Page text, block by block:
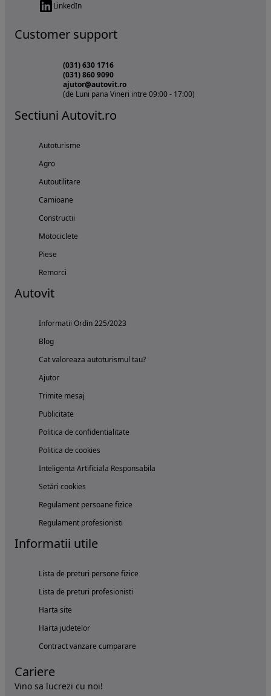
LinkedIn
Customer support
(031) 630 1716
(031) 860 9090
ajutor@autovit.ro
(de Luni pana Vineri intre 09:00 - 17:00)
Sectiuni Autovit.ro
Autoturisme
Agro
Autoutilitare
Camioane
Constructii
Motociclete
Piese
Remorci
Autovit
Informatii Ordin 225/2023
Blog
Cat valoreaza autoturismul tau?
Ajutor
Trimite mesaj
Publicitate
Politica de confidentialitate
Politica de cookies
Inteligenta Artificiala Responsabila
Setări cookies
Regulament persoane fizice
Regulament profesionisti
Informatii utile
Lista de preturi persone fizice
Lista de preturi profesionisti
Harta site
Harta judetelor
Contract vanzare cumparare
Cariere
Vino sa lucrezi cu noi!